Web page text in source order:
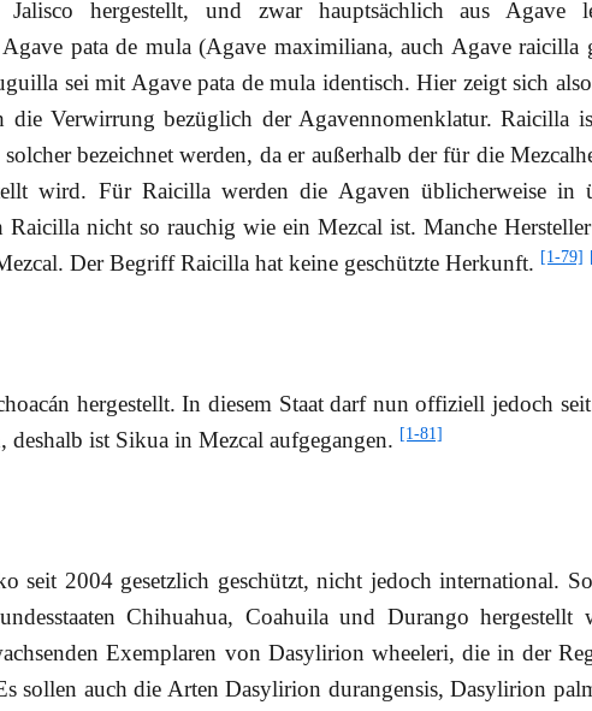
hergestellt, und zwar hauptsächlich aus Agave
pata de mula (Agave maximiliana, auch Agave raicilla
sei mit Agave pata de mula identisch. Hier zeigt sich
die Verwirrung bezüglich der Agavennomenklatur. Raicilla
bezeichnet werden, da er außerhalb der für die
wird. Für Raicilla werden die Agaven üblicherweise in
Raicilla nicht so rauchig wie ein Mezcal ist. Manche
Der Begriff Raicilla hat keine geschützte Herkunft. [1-79]
hergestellt. In diesem Staat darf nun offiziell jedoch
deshalb ist Sikua in Mezcal aufgegangen. [1-81]
seit 2004 gesetzlich geschützt, nicht jedoch international.
Chihuahua, Coahuila und Durango hergestellt
Exemplaren von Dasylirion wheeleri, die in der
sollen auch die Arten Dasylirion durangensis, Dasylirion